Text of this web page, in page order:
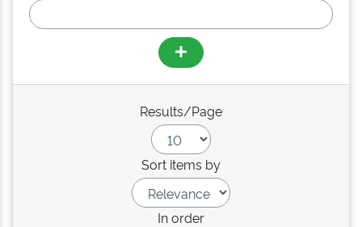
Results/Page
Sort items by
In order